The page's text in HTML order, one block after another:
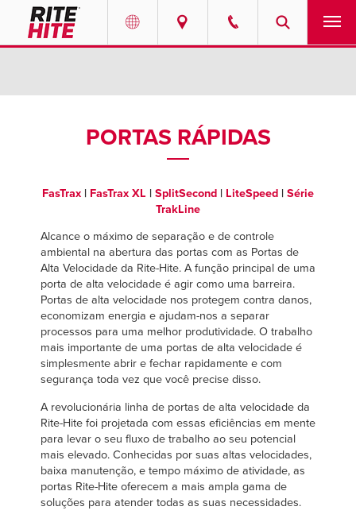
EUROPE
English
Deutsch
Français
Italiano
Dutch
ASIA PACIFIC
SOBRE NÓS
CONTATO
NOTÍCIAS
CENTRO DE RECURSOS
CARREIRAS
ENCONTRAR UM REPRESENTANTE
PORTAS RÁPIDAS
FasTrax | FasTrax XL | SplitSecond | LiteSpeed | Série
TrakLine
Alcance o máximo de separação e de controle
ambiental na abertura das portas com as Portas de
Alta Velocidade da Rite-Hite. A função principal de uma
porta de alta velocidade é agir como uma barreira.
Portas de alta velocidade nos protegem contra danos,
economizam energia e ajudam-nos a separar
processos para uma melhor produtividade. O trabalho
mais importante de uma portas de alta velocidade é
simplesmente abrir e fechar rapidamente e com
segurança toda vez que você precise disso.
A revolucionária linha de portas de alta velocidade da
Rite-Hite foi projetada com essas eficiências em mente
para levar o seu fluxo de trabalho ao seu potencial
mais elevado. Conhecidas por suas altas velocidades,
baixa manutenção, e tempo máximo de atividade, as
portas Rite-Hite oferecem a mais ampla gama de
soluções para atender todas as suas necessidades.